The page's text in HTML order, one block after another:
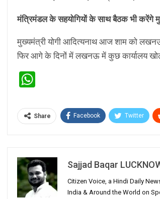
मंत्रिमंडल के सहयोगियों के साथ बैठक भी करेंगे
मुख्यमंत्री योगी आदित्यनाथ आज शाम को
फिर आगे के दिनों में लखनऊ में कुछ कार्यालय
Share Facebook Twitter
Sajjad Baqar
Citizen Voice, a Hindi Daily
India & Around the World on